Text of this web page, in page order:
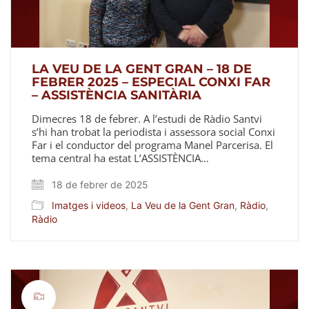
Video
LA VEU DE LA GENT GRAN – 18 DE
FEBRER 2025 – ESPECIAL CONXI FAR
– ASSISTÈNCIA SANITÀRIA
Dimecres 18 de febrer. A l’estudi de Ràdio Santvi
s’hi han trobat la periodista i assessora social Conxi
Far i el conductor del programa Manel Parcerisa. El
tema central ha estat L’ASSISTÈNCIA…
18 de febrer de 2025
Imatges i videos, La Veu de la Gent Gran, Ràdio,
Ràdio